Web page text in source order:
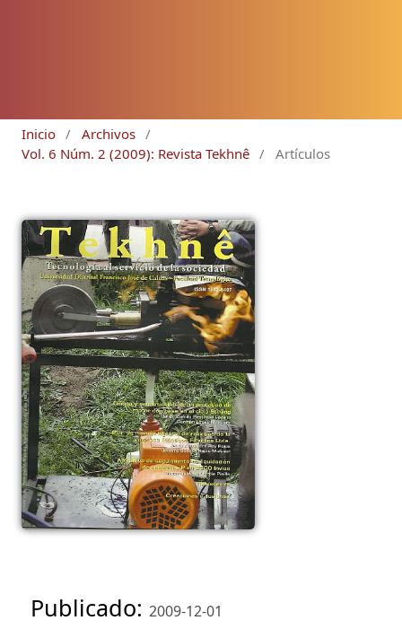
Inicio / Archivos /
Vol. 6 Núm. 2 (2009): Revista Tekhnê / Artículos
Publicado: 2009-12-01